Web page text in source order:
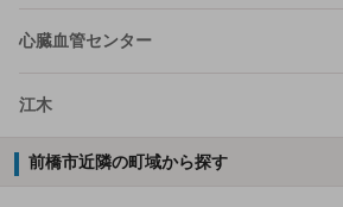
心臓血管センター
江木
前橋市近隣の町域から探す